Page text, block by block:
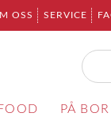
OSS SERVICE
PÅ